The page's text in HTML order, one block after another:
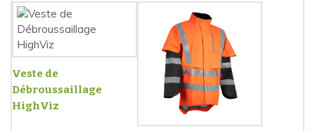
Veste de
Débroussaillage
HighViz